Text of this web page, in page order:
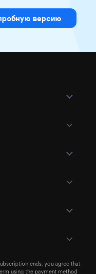
версию
ends, you agree that
using the payment method